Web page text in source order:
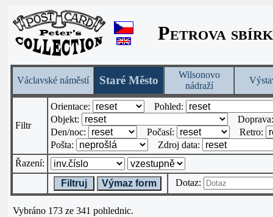
Petrova
Václavské náměstí Staré Město
Wilsonovo
nádraží
Filtr
Orientace:
Pohled:
Objekt:
Den/noc:
Počasí:
Retro:
Pošta:
Zdroj data:
Řazení:
Filtruj
Výmaz form Dotaz:
Vybráno 173 ze 341 pohlednic.